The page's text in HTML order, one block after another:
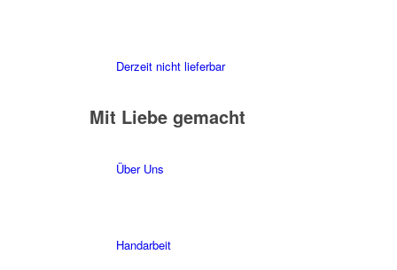
Derzeit nicht lieferbar
Mit Liebe gemacht
Über Uns
Handarbeit